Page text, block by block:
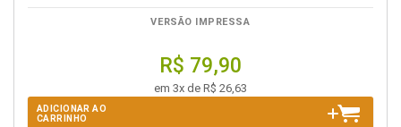
VERSÃO IMPRESSA
R$ 79,90
em 3x de R$ 26,63
ADICIONAR AO
CARRINHO